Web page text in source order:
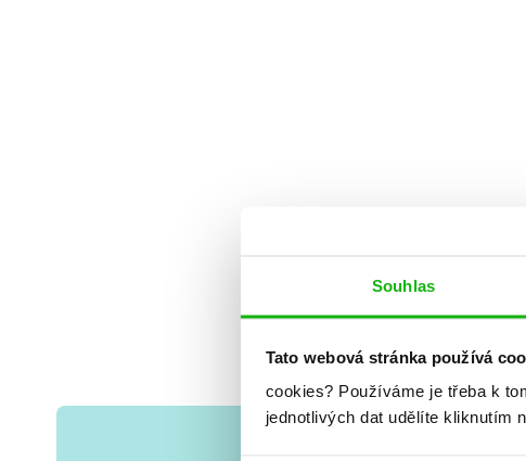
Souhlas
Tato webová stránka používá
cookies? Používáme je třeba k
jednotlivých dat udělíte kliknutím